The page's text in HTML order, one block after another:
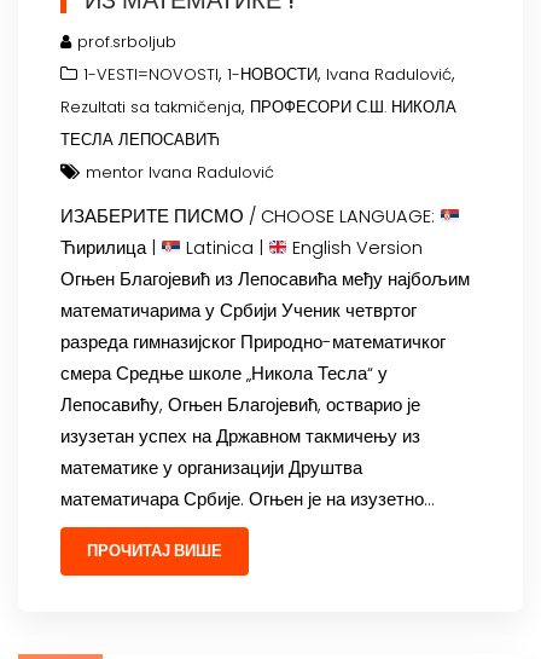
prof.srboljub
1-VESTI=NOVOSTI, 1-НОВОСТИ, Ivana Radulović,
Rezultati sa takmičenja, ПРОФЕСОРИ С.Ш. НИКОЛА
ТЕСЛА ЛЕПОСАВИЋ
mentor Ivana Radulović
ИЗАБЕРИТЕ ПИСМО / CHOOSE LANGUAGE:
Ћирилица |
Latinica |
English Version
Огњен Благојевић из Лепосавића међу најбољим
математичарима у Србији Ученик четвртог
разреда гимназијског Природно-математичког
смера Средње школе „Никола Тесла“ у
Лепосавићу, Огњен Благојевић, остварио је
изузетан успех на Државном такмичењу из
математике у организацији Друштва
математичара Србије. Огњен је на изузетно…
ПРОЧИТАЈ ВИШЕ